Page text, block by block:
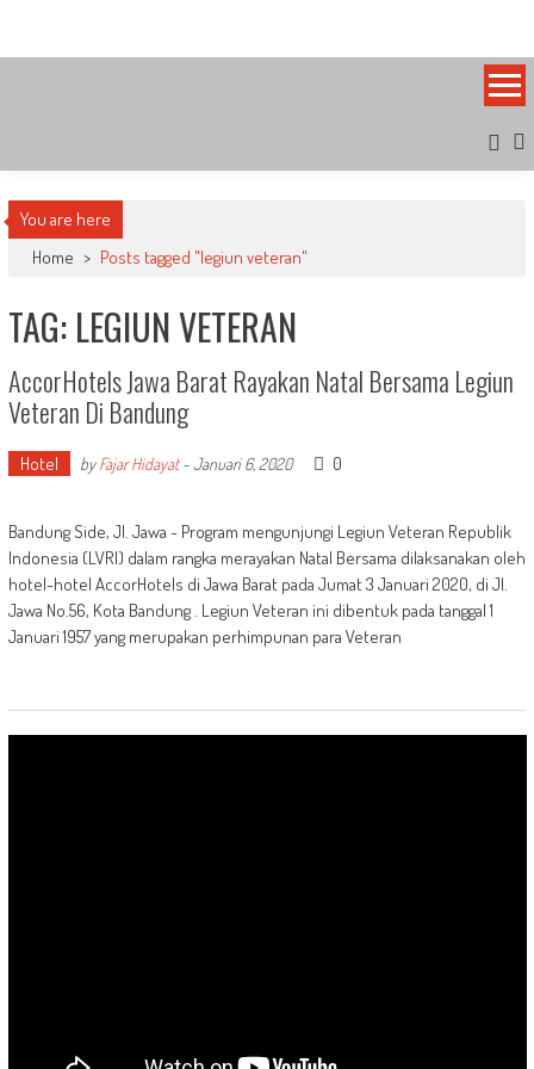
content
You are here
Home > Posts tagged "legiun veteran"
TAG: LEGIUN VETERAN
AccorHotels Jawa Barat Rayakan Natal Bersama Legiun
Veteran Di Bandung
Hotel byFajar Hidayat-Januari 6, 2020 0
Bandung Side, Jl. Jawa - Program mengunjungi Legiun Veteran Republik
Indonesia (LVRI) dalam rangka merayakan Natal Bersama dilaksanakan oleh
hotel-hotel AccorHotels di Jawa Barat pada Jumat 3 Januari 2020, di Jl.
Jawa No.56, Kota Bandung . Legiun Veteran ini dibentuk pada tanggal 1
Januari 1957 yang merupakan perhimpunan para Veteran